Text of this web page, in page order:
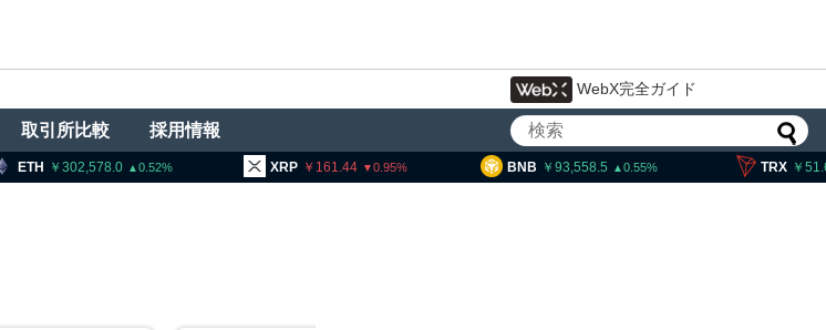
WebX完全ガイド
取引所比較 採用情報
XRP 161.44 BNB 93,558.5 TRX 51.61